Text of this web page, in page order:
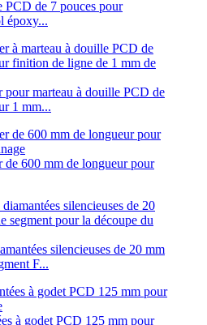
PCD de 7 pouces pour
époxy...
pour marteau à douille PCD de
1 mm...
de 600 mm de longueur pour
silencieuses de 20 mm
F...
à godet PCD 125 mm pour